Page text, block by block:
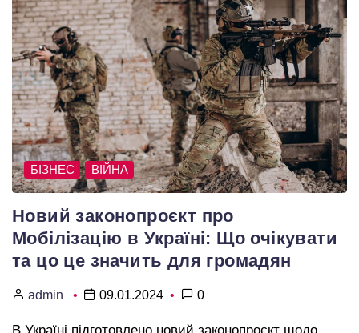
БІЗНЕС ВІЙНА
Новий законопроєкт про
Мобілізацію в Україні: Що очікувати
та цо це значить для громадян
admin 09.01.2024 0